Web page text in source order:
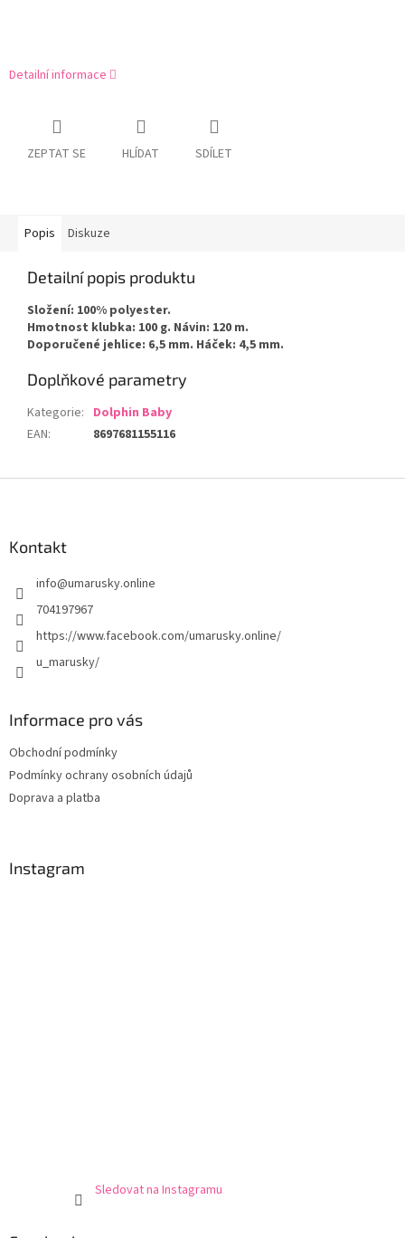
Detailní informace
ZEPTAT SE HLÍDAT SDÍLET
Popis Diskuze
Detailní popis produktu
Složení: 100% polyester.
Hmotnost klubka: 100 g. Návin: 120 m.
Doporučené jehlice: 6,5 mm. Háček: 4,5 mm.
Doplňkové parametry
Kategorie: Dolphin Baby
EAN: 8697681155116
Kontakt
info@umarusky.online
704197967
https://www.facebook.com/umarusky.online/
u_marusky/
Informace pro vás
Obchodní podmínky
Podmínky ochrany osobních údajů
Doprava a platba
Instagram
Sledovat na Instagramu